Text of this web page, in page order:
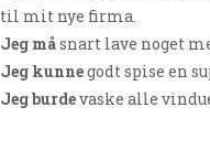
til mit nye firma.
Jeg måsnart lave noget
Jeg kunnegodt spise en
Jeg burdevaske alle